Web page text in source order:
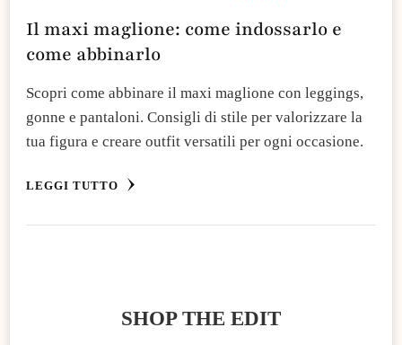
Il maxi maglione: come indossarlo e
come abbinarlo
Scopri come abbinare il maxi maglione con leggings,
gonne e pantaloni. Consigli di stile per valorizzare la
tua figura e creare outfit versatili per ogni occasione.
LEGGI TUTTO
SHOP THE EDIT